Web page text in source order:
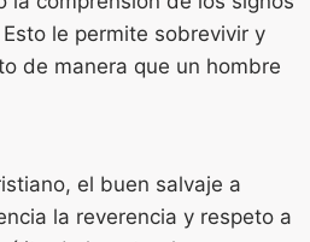
le permite sobrevivir y
de manera que un hombre
el buen salvaje a
la reverencia y respeto a